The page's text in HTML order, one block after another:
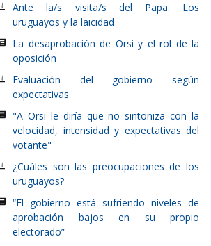
Ante la/s visita/s del Papa: Los
uruguayos y la laicidad
La desaprobación de Orsi y el rol de la
oposición
Evaluación del gobierno según
expectativas
"A Orsi le diría que no sintoniza con la
velocidad, intensidad y expectativas del
votante"
¿Cuáles son las preocupaciones de los
uruguayos?
“El gobierno está sufriendo niveles de
aprobación bajos en su propio
electorado”